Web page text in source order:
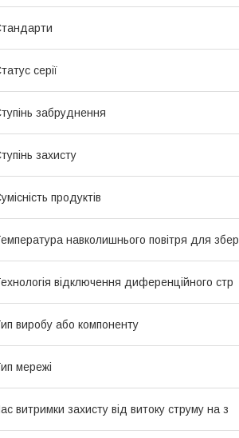
серії
забруднення
захисту
продуктів
навколишнього повітря для збер
відключення диференційного стр
виробу або компоненту
мережі
витримки захисту від витоку струму на з